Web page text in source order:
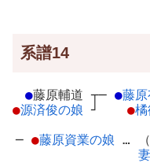
系譜14
●藤原輔道 ┬
●源済俊の娘 ┘
─ ●藤
●橘
─ ●藤原資業の娘 … （
妻